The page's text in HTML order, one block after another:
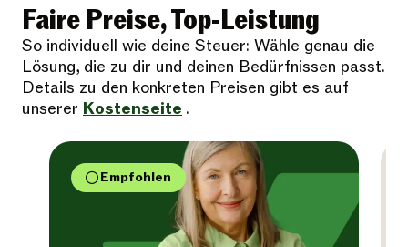
Faire Preise, Top-Leistung
So individuell wie deine Steuer: Wähle genau die
Lösung, die zu dir und deinen Bedürfnissen passt.
Details zu den konkreten Preisen gibt es auf
unserer Kostenseite .
Empfohlen